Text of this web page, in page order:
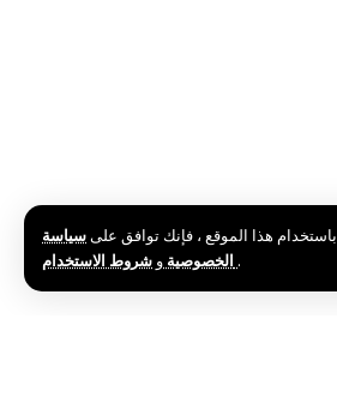
باستخدام هذا الموقع ، فإنك توافق علىسياسة
الخصوصية و .